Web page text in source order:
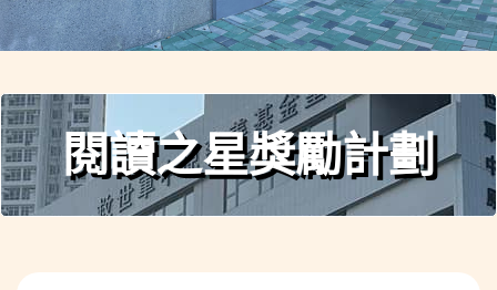
閱讀之星獎勵計劃